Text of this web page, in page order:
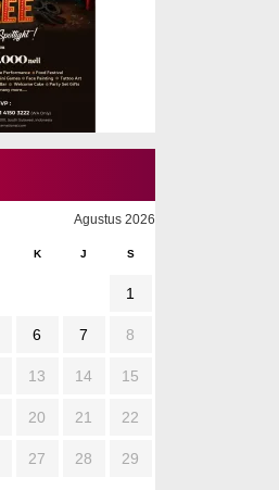
Agustus 2026
K J S
1
6 7 8
13 14 15
20 21 22
27 28 29